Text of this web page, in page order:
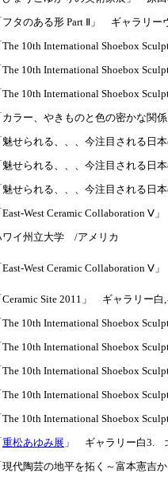
フタのある形 Part Ⅱ」 ギャラリ
The 10th International Shoebox
The 10th International Shoebox
The 10th International Shoebox
カラー、やきものと色の密かな
魅せられる、、、今注目される
魅せられる、、、今注目される日
魅せられる、、、今注目される
East-West Ceramic Collaboration
ワイ州立大学 /アメリカ
East-West Ceramic Collaboration
Ceramic Site 2011」 ギャラリー
The 10th International Shoebox
The 10th International Shoebox
The 10th International Shoebox
The 10th International Shoebox
The 10th International Shoebox
重松あゆみ展 」 ギャラリー白3.
現代陶芸の地平を拓く～富本憲